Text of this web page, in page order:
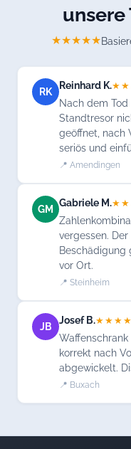
unsere
★★★★★
RK
Reinhard K.
Nach dem
Standtresor
geöffnet, nach
seriös und
📍 Amendingen
GM
Gabriele M.
vergessen.
Beschädigung
vor Ort.
📍 Steinheim
JB
Josef B.
Waffenschrank
korrekt nach
abgewickelt.
📍 Buxach